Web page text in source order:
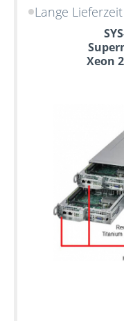
Lange Lieferzeit
Xeon